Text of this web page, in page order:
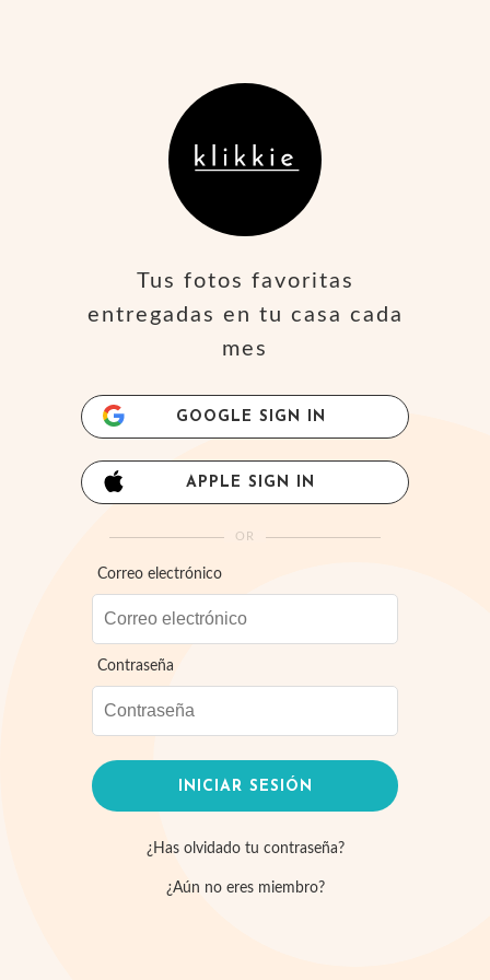
Tus fotos favoritas
entregadas en tu casa cada
mes
GOOGLE SIGN IN
APPLE SIGN IN
OR
Correo electrónico
Contraseña
¿Has olvidado tu contraseña?
¿Aún no eres miembro?